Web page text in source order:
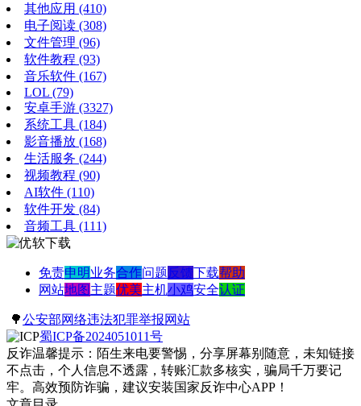
其他应用 (410)
电子阅读 (308)
文件管理 (96)
软件教程 (93)
音乐软件 (167)
LOL (79)
安卓手游 (3327)
系统工具 (184)
影音播放 (168)
生活服务 (244)
视频教程 (90)
AI软件 (110)
软件开发 (84)
音频工具 (111)
免责申明业务合作问题反馈下载帮助
网站地图 主题优美主机小鸡安全认证
🌳公安部网络违法犯罪举报网站
蜀ICP备2024051011号
反诈温馨提示：陌生来电要警惕，分享屏幕别随意，未知链接
不点击，个人信息不透露，转账汇款多核实，骗局千万要记
牢。高效预防诈骗，建议安装国家反诈中心APP！